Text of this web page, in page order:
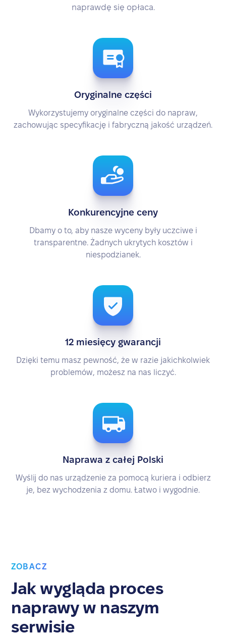
naprawdę się opłaca.
Oryginalne części
Wykorzystujemy oryginalne części do napraw,
zachowując specyfikację i fabryczną jakość urządzeń.
Konkurencyjne ceny
Dbamy o to, aby nasze wyceny były uczciwe i
transparentne. Żadnych ukrytych kosztów i
niespodzianek.
12 miesięcy gwarancji
Dzięki temu masz pewność, że w razie jakichkolwiek
problemów, możesz na nas liczyć.
Naprawa z całej Polski
Wyślij do nas urządzenie za pomocą kuriera i odbierz
je, bez wychodzenia z domu. Łatwo i wygodnie.
ZOBACZ
Jak wygląda proces
naprawy w naszym
serwisie